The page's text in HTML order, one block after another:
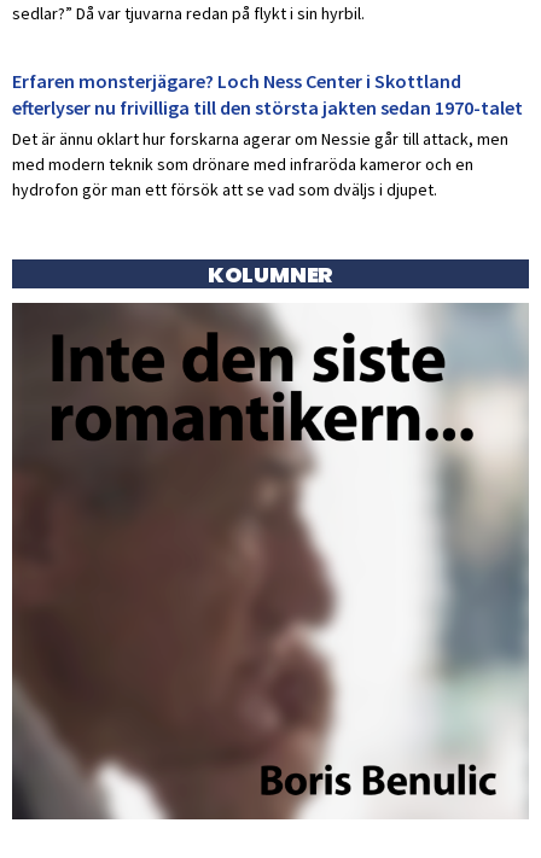
sedlar?” Då var tjuvarna redan på flykt i sin hyrbil.
Erfaren monsterjägare? Loch Ness Center i Skottland
efterlyser nu frivilliga till den största jakten sedan 1970-talet
Det är ännu oklart hur forskarna agerar om Nessie går till attack, men
med modern teknik som drönare med infraröda kameror och en
hydrofon gör man ett försök att se vad som dväljs i djupet.
KOLUMNER